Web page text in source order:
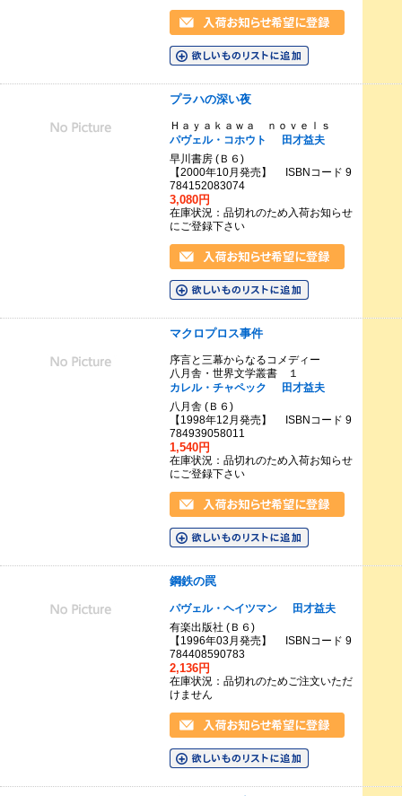
プラハの深い夜
Ｈａｙａｋａｗａ ｎｏｖｅｌｓ
パヴェル・コホウト
田才益夫
早川書房 (Ｂ６)
【2000年10月発売】 ISBNコード 9
784152083074
3,080円
在庫状況：品切れのため入荷お知らせ
にご登録下さい
マクロプロス事件
序言と三幕からなるコメディー
八月舎・世界文学叢書 １
カレル・チャペック
田才益夫
八月舎 (Ｂ６)
【1998年12月発売】 ISBNコード 9
784939058011
1,540円
在庫状況：品切れのため入荷お知らせ
にご登録下さい
鋼鉄の罠
パヴェル・ヘイツマン
田才益夫
有楽出版社 (Ｂ６)
【1996年03月発売】 ISBNコード 9
784408590783
2,136円
在庫状況：品切れのためご注文いただ
けません